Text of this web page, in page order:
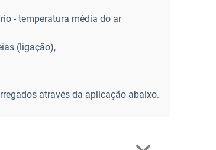
- temperatura média do ar
(ligação),
através da aplicação abaixo.